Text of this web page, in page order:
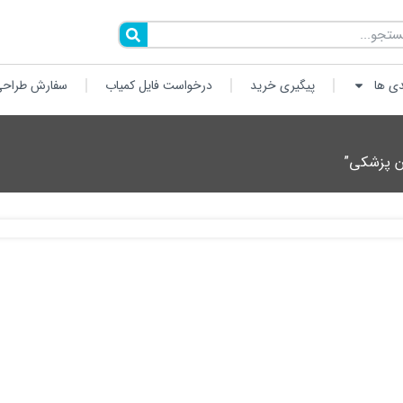
ها پیگیری خرید درخواست فایل کمیاب سفارش
پزشکی”